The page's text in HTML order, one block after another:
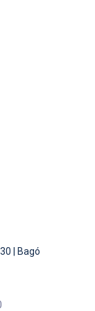
Bagó